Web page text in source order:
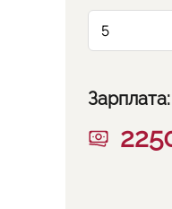
Зарплата: